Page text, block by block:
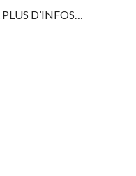
D’INFOS…